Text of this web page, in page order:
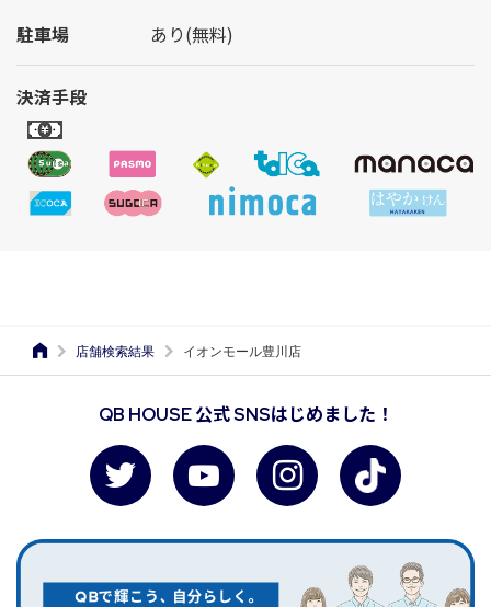
店舗検索結果 イオンモール豊川店
駐車場 あり(無料)
決済手段
QB HOUSE 公式 SNSはじめました！